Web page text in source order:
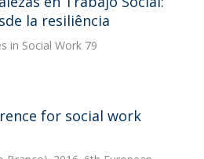
la resiliência
in Social Work 79
for social work